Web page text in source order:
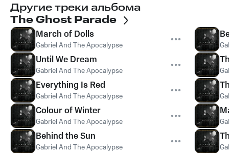
Другие треки альбома
The Ghost Parade
March of Dolls
Gabriel And The Apocalypse
Until We Dream
Gabriel And The Apocalypse
Everything Is Red
Gabriel And The Apocalypse
Colour of Winter
Gabriel And The Apocalypse
Behind the Sun
Gabriel And The Apocalypse